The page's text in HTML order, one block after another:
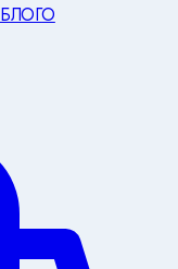
БЛОГО